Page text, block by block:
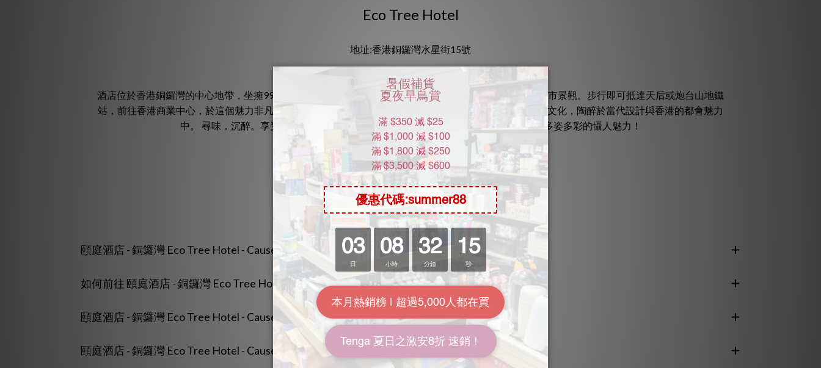
Eco Tree Hotel
地址:香港銅鑼灣水星街15號
店家介紹:
酒店位於香港銅鑼灣的中心地帶，坐擁99間雅致客房。酒店既可飽覽維港醉人景致、亦可感受充滿活力城市景觀。步行即可抵達天后或炮台山地鐵
站，前往香港商業中心，於這個魅力非凡的不夜城享受城中最佳的購物與娛樂熱點！探索饒富趣味的本地文化，陶醉於當代設計與香港的都會魅力
中。 尋味，沉醉。享受奢華的娛樂與令人艷「饍」不已的餐飲體驗。肆意享受銅鑼灣多姿多彩的懾人魅力！
常見問題
頤庭酒店 - 銅鑼灣 Eco Tree Hotel - Causeway Bay開放線上預訂嗎？
如何前往 頤庭酒店 - 銅鑼灣 Eco Tree Hotel - Causeway Bay？
頤庭酒店 - 銅鑼灣 Eco Tree Hotel - Causeway Bay的營業時間？
頤庭酒店 - 銅鑼灣 Eco Tree Hotel - Causeway Bay有提供什麼消費方案？